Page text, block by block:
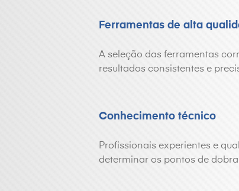
Ferramentas de alta
A seleção das ferramentas
resultados consistentes e
Conhecimento técnico
Profissionais experientes e
determinar os pontos de